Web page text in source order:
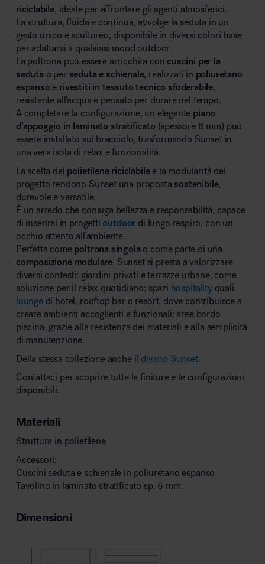
riciclabile, ideale per affrontare gli agenti atmosferici.
La struttura, fluida e continua, avvolge la seduta in un
gesto unico e scultoreo, disponibile in diversi colori base
per adattarsi a qualsiasi mood outdoor.
La poltrona può essere arricchita con cuscini per la
seduta o per seduta e schienale, realizzati in poliuretano
espanso e rivestiti in tessuto tecnico sfoderabile,
resistente all’acqua e pensato per durare nel tempo.
A completare la configurazione, un elegante piano
d’appoggio in laminato stratificato (spessore 6 mm) può
essere installato sul bracciolo, trasformando Sunset in
una vera isola di relax e funzionalità.
La scelta del polietilene riciclabilee la modularità del
progetto rendono Sunset una proposta sostenibile,
durevole e versatile.
È un arredo che coniuga bellezza e responsabilità, capace
di inserirsi in progetti outdoor di lungo respiro, con un
occhio attento all’ambiente.
Perfetta come poltrona singola o come parte di una
composizione modulare, Sunset si presta a valorizzare
diversi contesti: giardini privati e terrazze urbane, come
soluzione per il relax quotidiano; spazi hospitality quali
loungedi hotel, rooftop bar o resort, dove contribuisce a
creare ambienti accoglienti e funzionali; aree bordo
piscina, grazie alla resistenza dei materiali e alla semplicità
di manutenzione.
Della stessa collezione anche il divano Sunset.
Contattaci per scoprire tutte le finiture e le configurazioni
disponibili.
Materiali
Struttura in polietilene
Accessori:
Cuscini seduta e schienale in poliuretano espanso
Tavolino in laminato stratificato sp. 6 mm.
Dimensioni